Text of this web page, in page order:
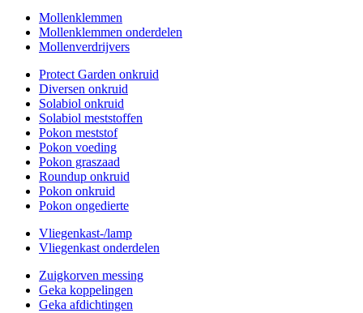
Mollenklemmen
Mollenklemmen onderdelen
Mollenverdrijvers
Protect Garden onkruid
Diversen onkruid
Solabiol onkruid
Solabiol meststoffen
Pokon meststof
Pokon voeding
Pokon graszaad
Roundup onkruid
Pokon onkruid
Pokon ongedierte
Vliegenkast-/lamp
Vliegenkast onderdelen
Zuigkorven messing
Geka koppelingen
Geka afdichtingen